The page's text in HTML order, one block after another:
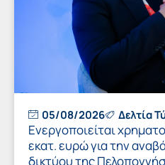
05/08/2026 Δελτία
Ενεργοποιείται
εκατ. ευρώ για την
δικτύου της